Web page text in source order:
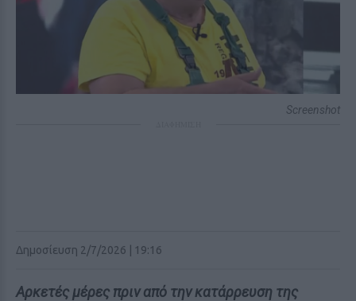
Screenshot
Δημοσίευση 2/7/2026 | 19:16
Αρκετές μέρες πριν από την κατάρρευση της